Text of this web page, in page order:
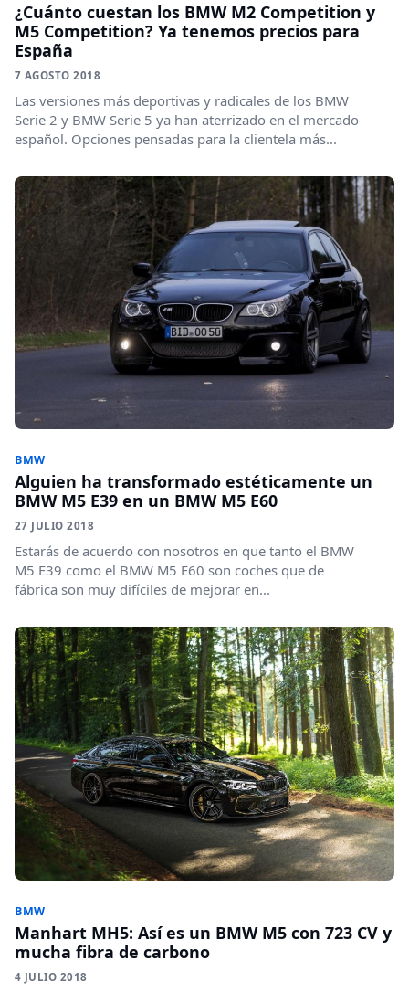
¿Cuánto cuestan los BMW M2 Competition y
M5 Competition? Ya tenemos precios para
España
7 AGOSTO 2018
Las versiones más deportivas y radicales de los BMW
Serie 2 y BMW Serie 5 ya han aterrizado en el mercado
español. Opciones pensadas para la clientela más...
BMW
Alguien ha transformado estéticamente un
BMW M5 E39 en un BMW M5 E60
27 JULIO 2018
Estarás de acuerdo con nosotros en que tanto el BMW
M5 E39 como el BMW M5 E60 son coches que de
fábrica son muy difíciles de mejorar en...
BMW
Manhart MH5: Así es un BMW M5 con 723 CV y
mucha fibra de carbono
4 JULIO 2018